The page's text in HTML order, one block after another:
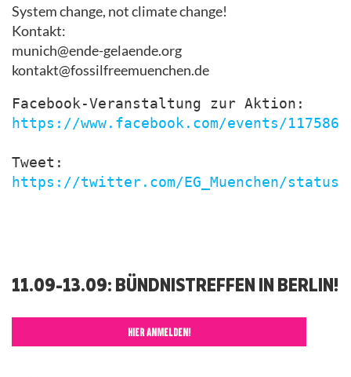
System change, not climate change!
Kontakt:
munich@ende-gelaende.org
kontakt@fossilfreemuenchen.de
https://www.facebook.com/events/
https://twitter.com/EG_Muenchen/status/
11.09-13.09: BÜNDNISTREFFEN IN BERLIN!
HIER ANMELDEN!